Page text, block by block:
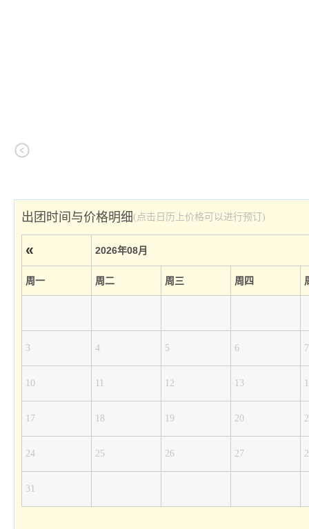
出团时间与价格明细(点击日历上价格可以进行预订)
« 2026年08月
周一 周二 周三 周四
3 4 5 6 7
10 11 12 13
17 18 19 20
24 25 26 27
31